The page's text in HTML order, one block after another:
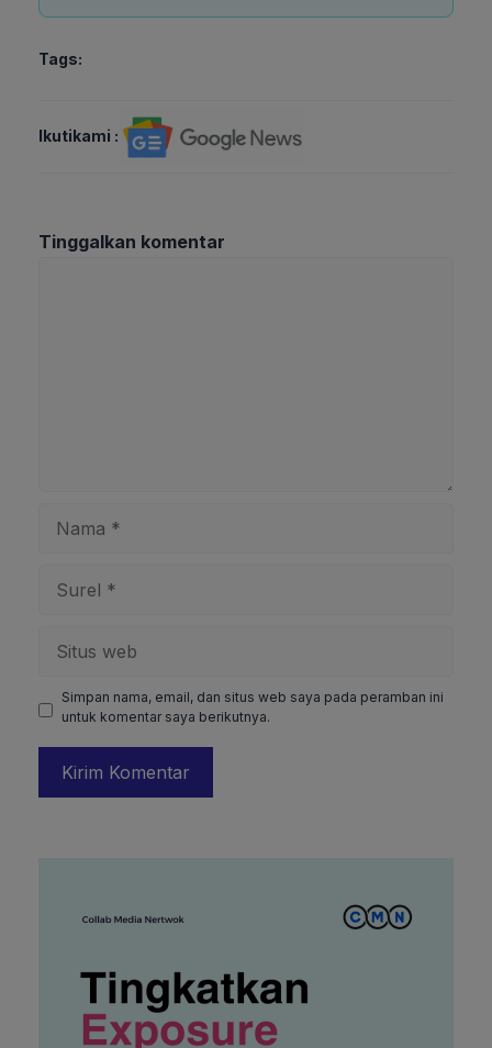
Tags:
Ikutikami :
Tinggalkan komentar
web
Simpan nama, email, dan situs web saya pada peramban ini
untuk komentar saya berikutnya.